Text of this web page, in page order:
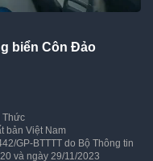
biển Côn Đảo
Thức
bản Việt Nam
GP-BTTTT do Bộ Thông tin
và ngày 29/11/2023